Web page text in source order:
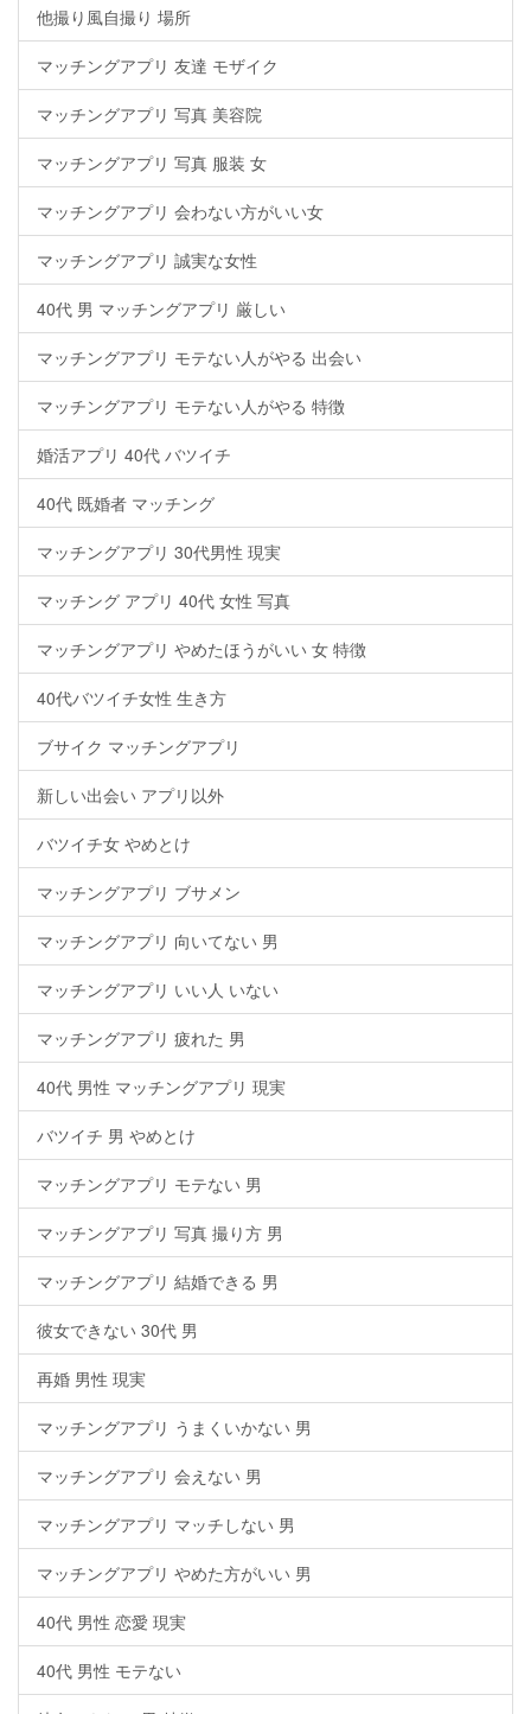
他撮り風自撮り 場所
マッチングアプリ 友達 モザイク
マッチングアプリ 写真 美容院
マッチングアプリ 写真 服装 女
マッチングアプリ 会わない方がいい女
マッチングアプリ 誠実な女性
40代 男 マッチングアプリ 厳しい
マッチングアプリ モテない人がやる 出会い
マッチングアプリ モテない人がやる 特徴
婚活アプリ 40代 バツイチ
40代 既婚者 マッチング
マッチングアプリ 30代男性 現実
マッチング アプリ 40代 女性 写真
マッチングアプリ やめたほうがいい 女 特徴
40代バツイチ女性 生き方
ブサイク マッチングアプリ
新しい出会い アプリ以外
バツイチ女 やめとけ
マッチングアプリ ブサメン
マッチングアプリ 向いてない 男
マッチングアプリ いい人 いない
マッチングアプリ 疲れた 男
40代 男性 マッチングアプリ 現実
バツイチ 男 やめとけ
マッチングアプリ モテない 男
マッチングアプリ 写真 撮り方 男
マッチングアプリ 結婚できる 男
彼女できない 30代 男
再婚 男性 現実
マッチングアプリ うまくいかない 男
マッチングアプリ 会えない 男
マッチングアプリ マッチしない 男
マッチングアプリ やめた方がいい 男
40代 男性 恋愛 現実
40代 男性 モテない